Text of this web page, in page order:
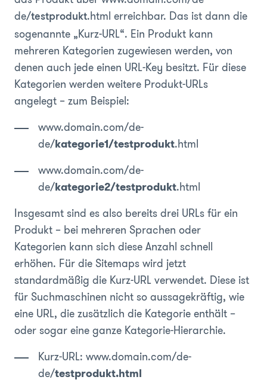
de/testprodukt.html erreichbar. Das ist dann die
sogenannte „Kurz-URL“. Ein Produkt kann
mehreren Kategorien zugewiesen werden, von
denen auch jede einen URL-Key besitzt. Für diese
Kategorien werden weitere Produkt-URLs
angelegt – zum Beispiel:
www.domain.com/de-
de/kategorie1/testprodukt.html
www.domain.com/de-
de/kategorie2/testprodukt.html
Insgesamt sind es also bereits drei URLs für ein
Produkt – bei mehreren Sprachen oder
Kategorien kann sich diese Anzahl schnell
erhöhen. Für die Sitemaps wird jetzt
standardmäßig die Kurz-URL verwendet. Diese ist
für Suchmaschinen nicht so aussagekräftig, wie
eine URL, die zusätzlich die Kategorie enthält –
oder sogar eine ganze Kategorie-Hierarchie.
Kurz-URL: www.domain.com/de-
de/testprodukt.html